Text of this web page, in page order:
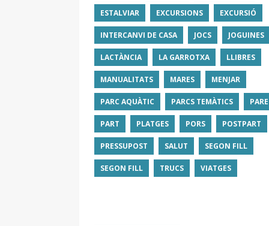
ESTALVIAR EXCURSIONS EXCURSIÓ
INTERCANVI DE CASA JOCS JOGUINES
LACTÀNCIA LA GARROTXA LLIBRES
MANUALITATS MARES MENJAR
PARC AQUÀTIC PARCS TEMÀTICS
PART PLATGES PORS POSTPART
PRESSUPOST SALUT SEGON FILL
SEGON FILL TRUCS VIATGES